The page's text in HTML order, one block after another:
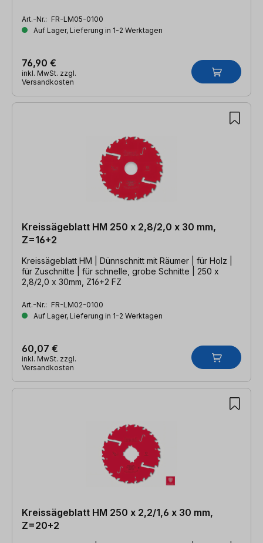
Art.-Nr.: FR-LM05-0100
Auf Lager, Lieferung in 1-2 Werktagen
76,90 €
inkl. MwSt. zzgl.
Versandkosten
Kreissägeblatt HM 250 x 2,8/2,0 x 30 mm,
Z=16+2
Kreissägeblatt HM | Dünnschnitt mit Räumer | für Holz |
für Zuschnitte | für schnelle, grobe Schnitte | 250 x
2,8/2,0 x 30mm, Z16+2 FZ
Art.-Nr.: FR-LM02-0100
Auf Lager, Lieferung in 1-2 Werktagen
60,07 €
inkl. MwSt. zzgl.
Versandkosten
Kreissägeblatt HM 250 x 2,2/1,6 x 30 mm,
Z=20+2